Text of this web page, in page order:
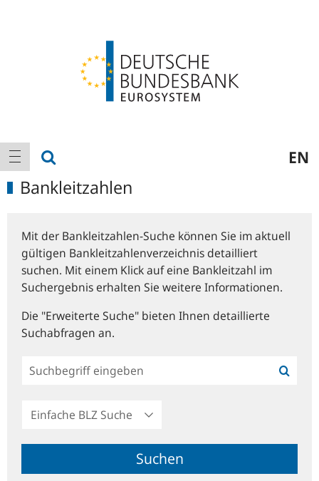
Hauptnavigation
Navigation anzeigen EN
Bankleitzahlen
Mit der Bankleitzahlen-Suche können Sie im aktuell
gültigen Bankleitzahlenverzeichnis detailliert
suchen. Mit einem Klick auf eine Bankleitzahl im
Suchergebnis erhalten Sie weitere Informationen.
Die "Erweiterte Suche" bieten Ihnen detaillierte
Suchabfragen an.
Einfache
Suche
Suchen